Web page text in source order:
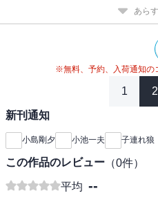
あら
※無料、予約、入荷通知の
1 2
新刊通知
小島剛夕 小池一夫 子連れ狼
この作品のレビュー （0件）
平均 --